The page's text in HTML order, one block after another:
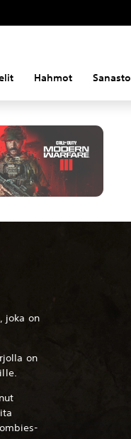
Hahmot Sanasto
joka on
on